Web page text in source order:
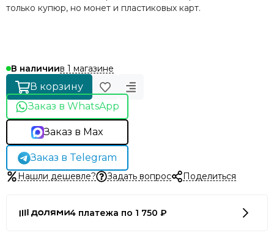
только купюр, но монет и пластиковых карт.
В наличиив 1 магазине
В корзину
Заказ в WhatsApp
Заказ в Max
Заказ в Telegram
Нашли дешевле? Задать вопрос Поделиться
4 платежа по 1 750 ₽